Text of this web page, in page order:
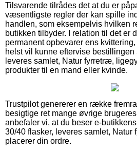
Tilsvarende tilrådes det at du er
væsentligste regler der kan spille
handlen, som eksempelvis hvilken
butikken tilbyder. I relation til det er
permanent opbevarer ens
helst vil kunne eftervise
leveres samlet, Natur fyrretræ,
produkter til en mand eller kvinde.
Trustpilot genererer en række
besigtige ret mange øvrige
anbefaler vi, at du beser e-
30/40 flasker, leveres samlet, Natur
placerer din ordre.